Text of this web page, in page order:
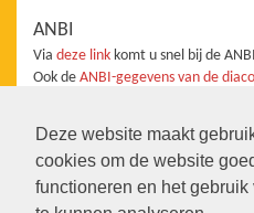
Deze website maakt
cookies om de website
functioneren en het
ANBI
Via deze link komt u snel bij de
Ook de ANBI-gegevens van de
Redactie
De website staat onder redactie
Wanneer u aanvullingen, vragen,